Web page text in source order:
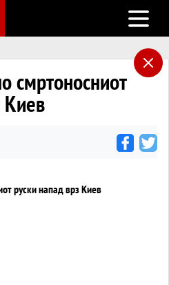
Open
смртоносниот
Киев